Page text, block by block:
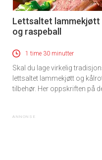
Lettsaltet lammekjøtt
og raspeball
1 time 30 minutter
Skal du lage virkelig
lettsaltet lammekjøtt og
tilbehør. Her oppskriften på